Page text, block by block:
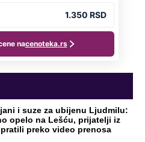
početkom 2026.
sebi mini odmor od